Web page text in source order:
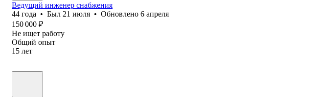
Ведущий инженер снабжения
44 года • Был 21 июля • Обновлено 6 апреля
150 000 ₽
Не ищет работу
Общий опыт
15 лет